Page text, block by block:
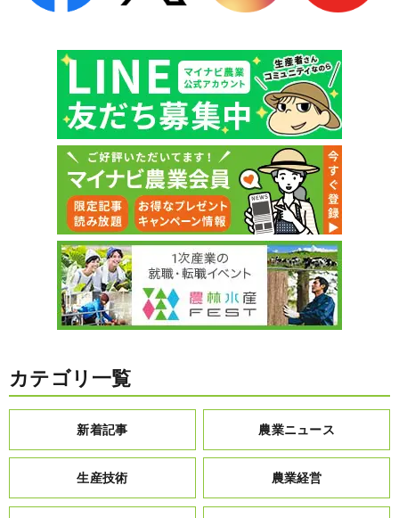
カテゴリ一覧
新着記事 農業ニュース
生産技術 農業経営